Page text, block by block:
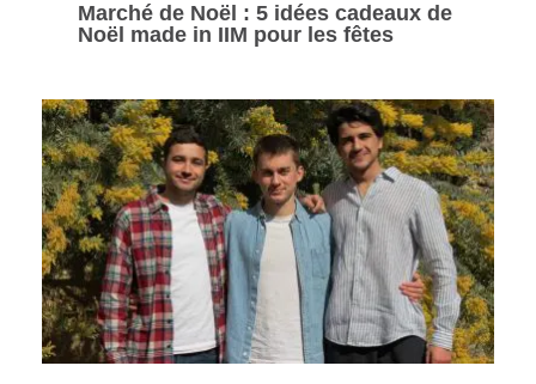
Marché de Noël : 5 idées cadeaux de
Noël made in IIM pour les fêtes